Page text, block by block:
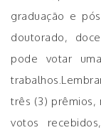
graduação e
doutorado,
pode votar
três (3) prêmios,
votos